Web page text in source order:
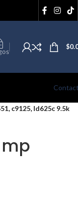
$
c9125, ld625c 9.5k